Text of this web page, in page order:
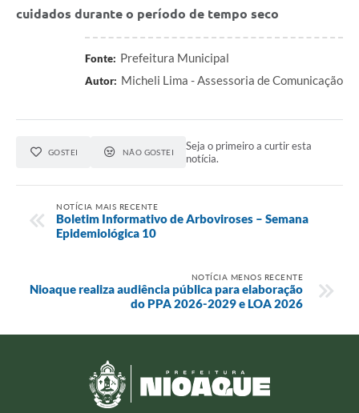
cuidados durante o período de tempo seco
Fonte: Prefeitura Municipal
Autor: Micheli Lima - Assessoria de Comunicação
GOSTEI NÃO GOSTEI
Seja o primeiro a curtir esta
notícia.
NOTÍCIA MAIS RECENTE
Boletim Informativo de Arboviroses – Semana
Epidemiológica 10
NOTÍCIA MENOS RECENTE
Nioaque realiza audiência pública para elaboração
do PPA 2026-2029 e LOA 2026